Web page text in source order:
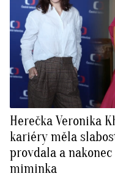
Herečka Veronika
kariéry měla
provdala a
miminka